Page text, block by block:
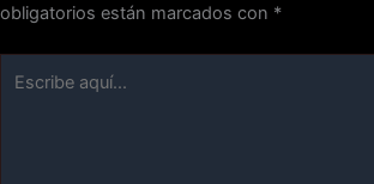
obligatorios están marcados con *
aquí...